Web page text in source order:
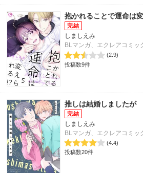
抱かれることで運命は
しましえみ
BLマンガ、エクレアコミッ
(2.9)
投稿数9件
推しは結婚しましたが
しましえみ
BLマンガ、エクレアコミッ
(4.4)
投稿数20件